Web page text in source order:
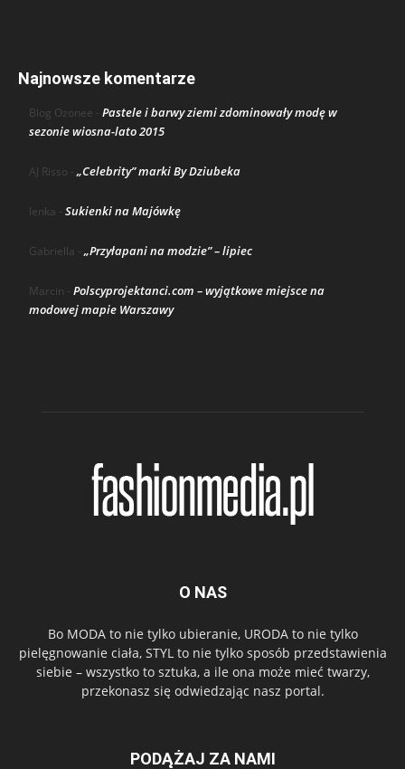
Najnowsze komentarze
Blog Ozonee - Pastele i barwy ziemi zdominowały modę w
sezonie wiosna-lato 2015
AJ Risso - „Celebrity” marki By Dziubeka
lenka - Sukienki na Majówkę
Gabriella - „Przyłapani na modzie” – lipiec
Marcin - Polscyprojektanci.com – wyjątkowe miejsce na
modowej mapie Warszawy
O NAS
Bo MODA to nie tylko ubieranie, URODA to nie tylko
pielęgnowanie ciała, STYL to nie tylko sposób przedstawienia
siebie – wszystko to sztuka, a ile ona może mieć twarzy,
przekonasz się odwiedzając nasz portal.
PODĄŻAJ ZA NAMI